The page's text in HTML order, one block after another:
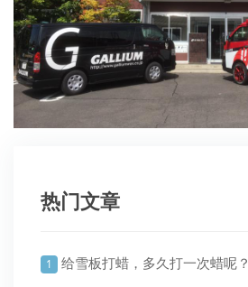
热门文章
1 给雪板打蜡，多久打一次蜡呢？